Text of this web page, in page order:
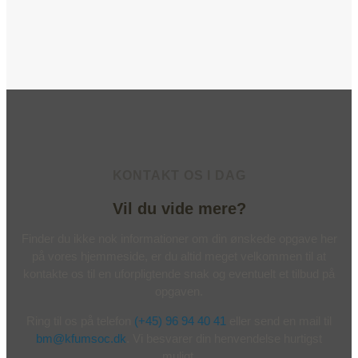
Vil du vide mere?
(+45) 96 94 40 41
bm@kfumsoc.dk